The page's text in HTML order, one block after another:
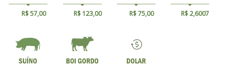
R$ 57,00 R$ 123,00 R$ 75,00 R$ 2,6007